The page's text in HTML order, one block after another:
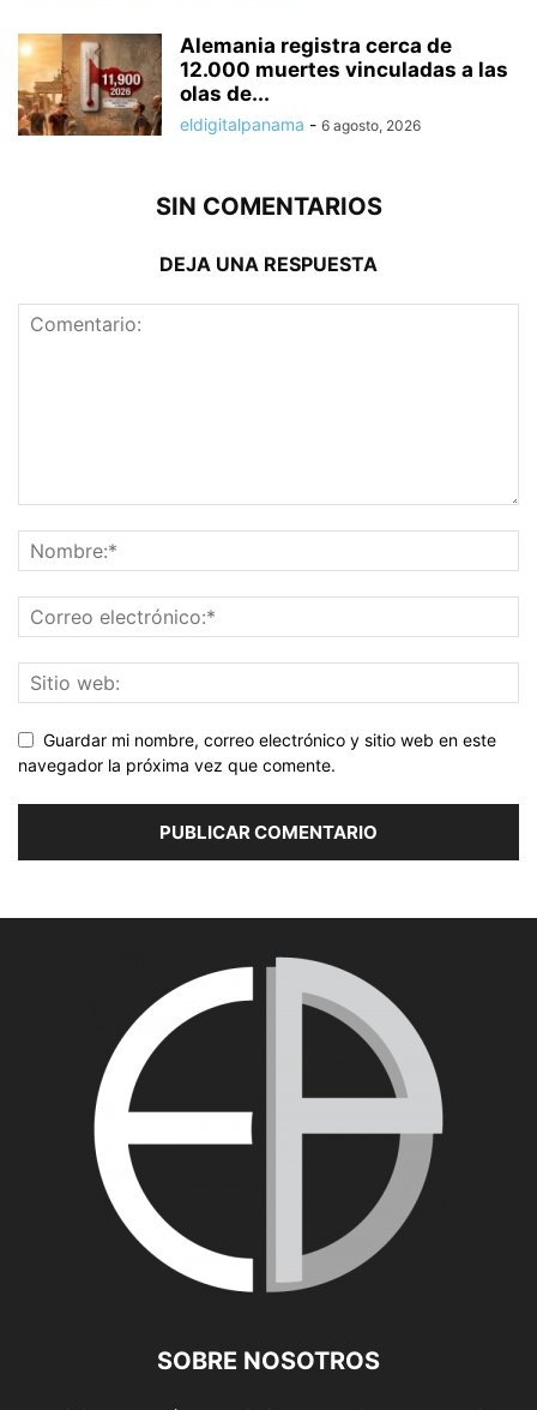
Alemania registra cerca de
12.000 muertes vinculadas a las
olas de...
eldigitalpanama - 6 agosto, 2026
SIN COMENTARIOS
DEJA UNA RESPUESTA
Guardar mi nombre, correo electrónico y sitio web en este
navegador la próxima vez que comente.
SOBRE NOSOTROS